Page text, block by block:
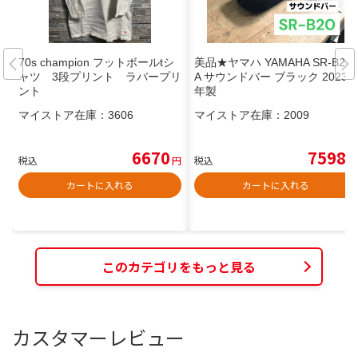
70s champion フットボールtシ
ャツ 3段プリント ラバープリ
ント
マイストア在庫： 3606
税込 6670円
カートに入れる
美品★ヤマハ YAMAHA SR-B20
A サウンドバー ブラック 2023
年製
マイストア在庫： 2009
税込 7598
カートに入れる
このカテゴリをもっと見る
カスタマーレビュー